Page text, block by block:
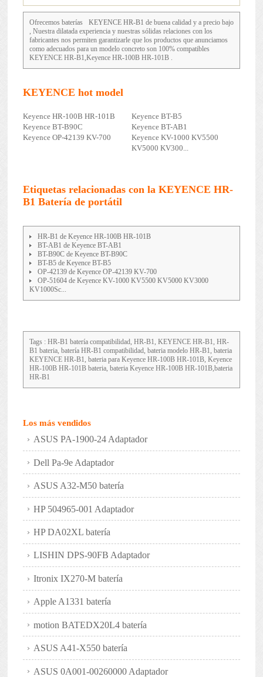
Ofrecemos baterías KEYENCE HR-B1 de buena calidad y a precio bajo
, Nuestra dilatada experiencia y nuestras sólidas relaciones con los
fabricantes nos permiten garantizarle que los productos que anunciamos
como adecuados para un modelo concreto son 100% compatibles
KEYENCE HR-B1,Keyence HR-100B HR-101B .
KEYENCE hot model
Keyence HR-100B HR-101B
Keyence BT-B5
Keyence BT-B90C
Keyence BT-AB1
Keyence OP-42139 KV-700
Keyence KV-1000 KV5500
KV5000 KV300...
Etiquetas relacionadas con la KEYENCE HR-
B1 Batería de portátil
HR-B1 de Keyence HR-100B HR-101B
BT-AB1 de Keyence BT-AB1
BT-B90C de Keyence BT-B90C
BT-B5 de Keyence BT-B5
OP-42139 de Keyence OP-42139 KV-700
OP-51604 de Keyence KV-1000 KV5500 KV5000 KV3000
KV1000Sc...
Tags : HR-B1 batería compatibilidad, HR-B1, KEYENCE HR-B1, HR-
B1 bateria, batería HR-B1 compatibilidad, bateria modelo HR-B1, bateria
KEYENCE HR-B1, bateria para Keyence HR-100B HR-101B, Keyence
HR-100B HR-101B bateria, bateria Keyence HR-100B HR-101B,bateria
HR-B1
Los más vendidos
ASUS PA-1900-24 Adaptador
Dell Pa-9e Adaptador
ASUS A32-M50 batería
HP 504965-001 Adaptador
HP DA02XL batería
LISHIN DPS-90FB Adaptador
Itronix IX270-M batería
Apple A1331 batería
motion BATEDX20L4 batería
ASUS A41-X550 batería
ASUS 0A001-00260000 Adaptador